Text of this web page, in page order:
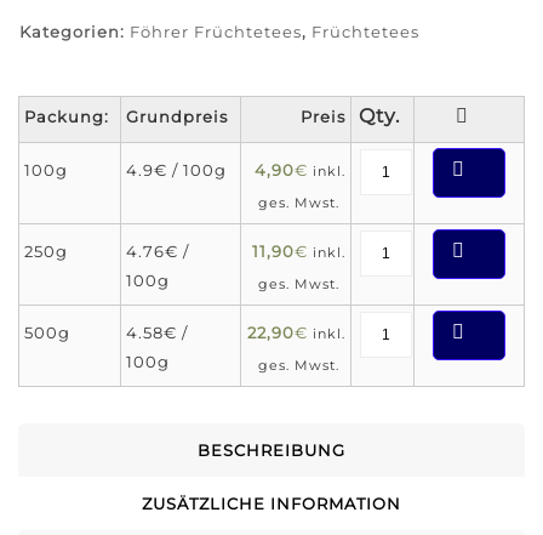
Kategorien: Föhrer Früchtetees, Früchtetees
Packung: Grundpreis Preis
100g 4.9€ / 100g 4,90€ inkl.
ges. Mwst.
250g
4.76€ /
100g
11,90€ inkl.
ges. Mwst.
500g
4.58€ /
100g
22,90€ inkl.
ges. Mwst.
BESCHREIBUNG
ZUSÄTZLICHE INFORMATION